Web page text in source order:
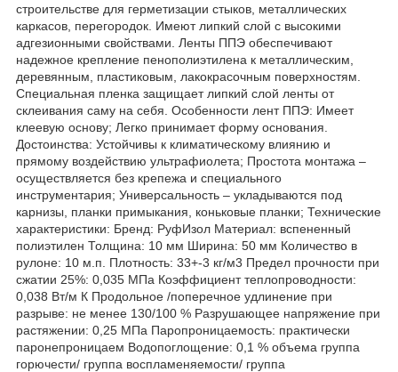
строительстве для герметизации стыков, металлических
каркасов, перегородок. Имеют липкий слой с высокими
адгезионными свойствами. Ленты ППЭ обеспечивают
надежное крепление пенополиэтилена к металлическим,
деревянным, пластиковым, лакокрасочным поверхностям.
Специальная пленка защищает липкий слой ленты от
склеивания саму на себя. Особенности лент ППЭ: Имеет
клеевую основу; Легко принимает форму основания.
Достоинства: Устойчивы к климатическому влиянию и
прямому воздействию ультрафиолета; Простота монтажа –
осуществляется без крепежа и специального
инструментария; Универсальность – укладываются под
карнизы, планки примыкания, коньковые планки; Технические
характеристики: Бренд: РуфИзол Материал: вспененный
полиэтилен Толщина: 10 мм Ширина: 50 мм Количество в
рулоне: 10 м.п. Плотность: 33+-3 кг/м3 Предел прочности при
сжатии 25%: 0,035 МПа Коэффициент теплопроводности:
0,038 Вт/м К Продольное /поперечное удлинение при
разрыве: не менее 130/100 % Разрушающее напряжение при
растяжении: 0,25 МПа Паропроницаемость: практически
паронепроницаем Водопоглощение: 0,1 % объема группа
горючести/ группа воспламеняемости/ группа